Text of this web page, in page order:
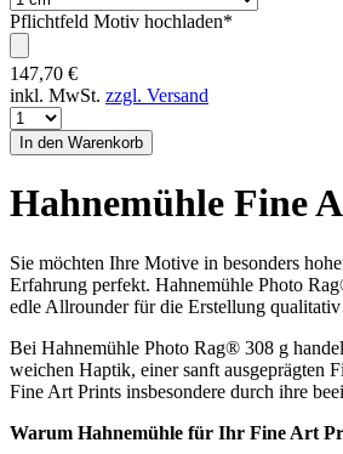
Pflichtfeld Motiv hochladen*
147,70 €
inkl. MwSt. zzgl. Versand
Hahnemühle Fine
Sie möchten Ihre Motive in besonders
Erfahrung perfekt. Hahnemühle Photo
edle Allrounder für die Erstellung
Bei Hahnemühle Photo Rag® 308 g
weichen Haptik, einer sanft ausgeprägten
Fine Art Prints insbesondere durch ihre
Warum Hahnemühle für Ihr Fine Art